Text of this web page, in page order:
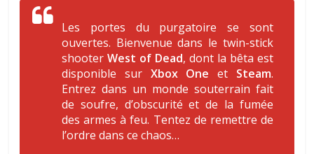
Les portes du purgatoire se sont
ouvertes. Bienvenue dans le twin-stick
shooter West of Dead, dont la bêta est
disponible sur Xbox One et Steam.
Entrez dans un monde souterrain fait
de soufre, d’obscurité et de la fumée
des armes à feu. Tentez de remettre de
l’ordre dans ce chaos…